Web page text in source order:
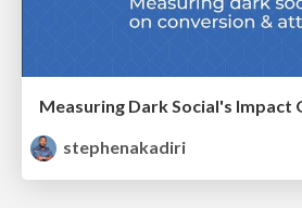
stephenakadiri